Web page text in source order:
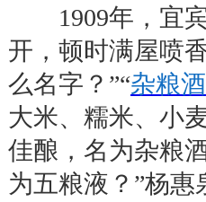
1909年，宜
开，顿时满屋喷
么名字？ ”“杂粮酒
大米、糯米、小
佳酿，名为杂粮
为五粮液？ ”杨惠